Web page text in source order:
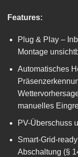
Features:
Plug & Play –
Montage
Automatisches
manuelles
PV-Überschuss
Smart-Grid-
Abschaltung (§